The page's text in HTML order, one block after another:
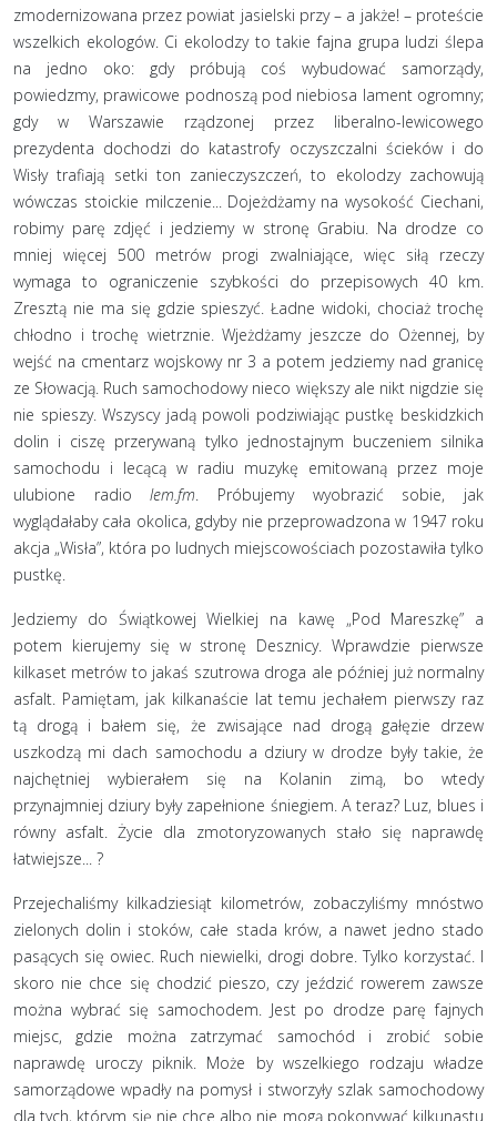
zmodernizowana przez powiat jasielski przy – a jakże! – proteście
wszelkich ekologów. Ci ekolodzy to takie fajna grupa ludzi ślepa
na jedno oko: gdy próbują coś wybudować samorządy,
powiedzmy, prawicowe podnoszą pod niebiosa lament ogromny;
gdy w Warszawie rządzonej przez liberalno-lewicowego
prezydenta dochodzi do katastrofy oczyszczalni ścieków i do
Wisły trafiają setki ton zanieczyszczeń, to ekolodzy zachowują
wówczas stoickie milczenie... Dojeżdżamy na wysokość Ciechani,
robimy parę zdjęć i jedziemy w stronę Grabiu. Na drodze co
mniej więcej 500 metrów progi zwalniające, więc siłą rzeczy
wymaga to ograniczenie szybkości do przepisowych 40 km.
Zresztą nie ma się gdzie spieszyć. Ładne widoki, chociaż trochę
chłodno i trochę wietrznie. Wjeżdżamy jeszcze do Ożennej, by
wejść na cmentarz wojskowy nr 3 a potem jedziemy nad granicę
ze Słowacją. Ruch samochodowy nieco większy ale nikt nigdzie się
nie spieszy. Wszyscy jadą powoli podziwiając pustkę beskidzkich
dolin i ciszę przerywaną tylko jednostajnym buczeniem silnika
samochodu i lecącą w radiu muzykę emitowaną przez moje
ulubione radio lem.fm. Próbujemy wyobrazić sobie, jak
wyglądałaby cała okolica, gdyby nie przeprowadzona w 1947 roku
akcja „Wisła”, która po ludnych miejscowościach pozostawiła tylko
pustkę.
Jedziemy do Świątkowej Wielkiej na kawę „Pod Mareszkę” a
potem kierujemy się w stronę Desznicy. Wprawdzie pierwsze
kilkaset metrów to jakaś szutrowa droga ale później już normalny
asfalt. Pamiętam, jak kilkanaście lat temu jechałem pierwszy raz
tą drogą i bałem się, że zwisające nad drogą gałęzie drzew
uszkodzą mi dach samochodu a dziury w drodze były takie, że
najchętniej wybierałem się na Kolanin zimą, bo wtedy
przynajmniej dziury były zapełnione śniegiem. A teraz? Luz, blues i
równy asfalt. Życie dla zmotoryzowanych stało się naprawdę
łatwiejsze... ?
Przejechaliśmy kilkadziesiąt kilometrów, zobaczyliśmy mnóstwo
zielonych dolin i stoków, całe stada krów, a nawet jedno stado
pasących się owiec. Ruch niewielki, drogi dobre. Tylko korzystać. I
skoro nie chce się chodzić pieszo, czy jeździć rowerem zawsze
można wybrać się samochodem. Jest po drodze parę fajnych
miejsc, gdzie można zatrzymać samochód i zrobić sobie
naprawdę uroczy piknik. Może by wszelkiego rodzaju władze
samorządowe wpadły na pomysł i stworzyły szlak samochodowy
dla tych, którym się nie chce albo nie mogą pokonywać kilkunastu